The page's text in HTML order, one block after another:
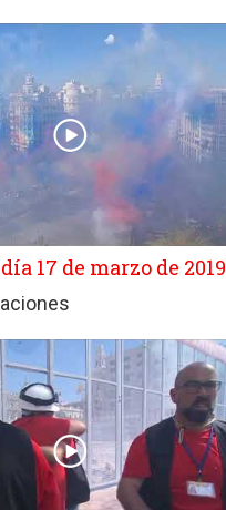
17 de marzo de 2019